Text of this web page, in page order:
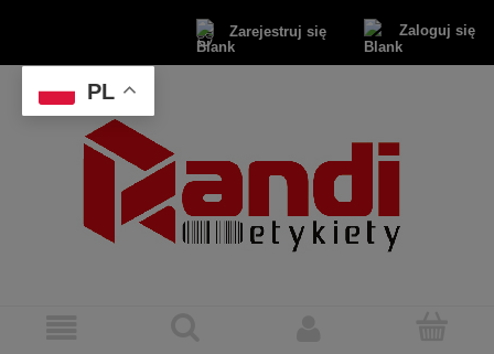
Zarejestruj się Zaloguj się
PL